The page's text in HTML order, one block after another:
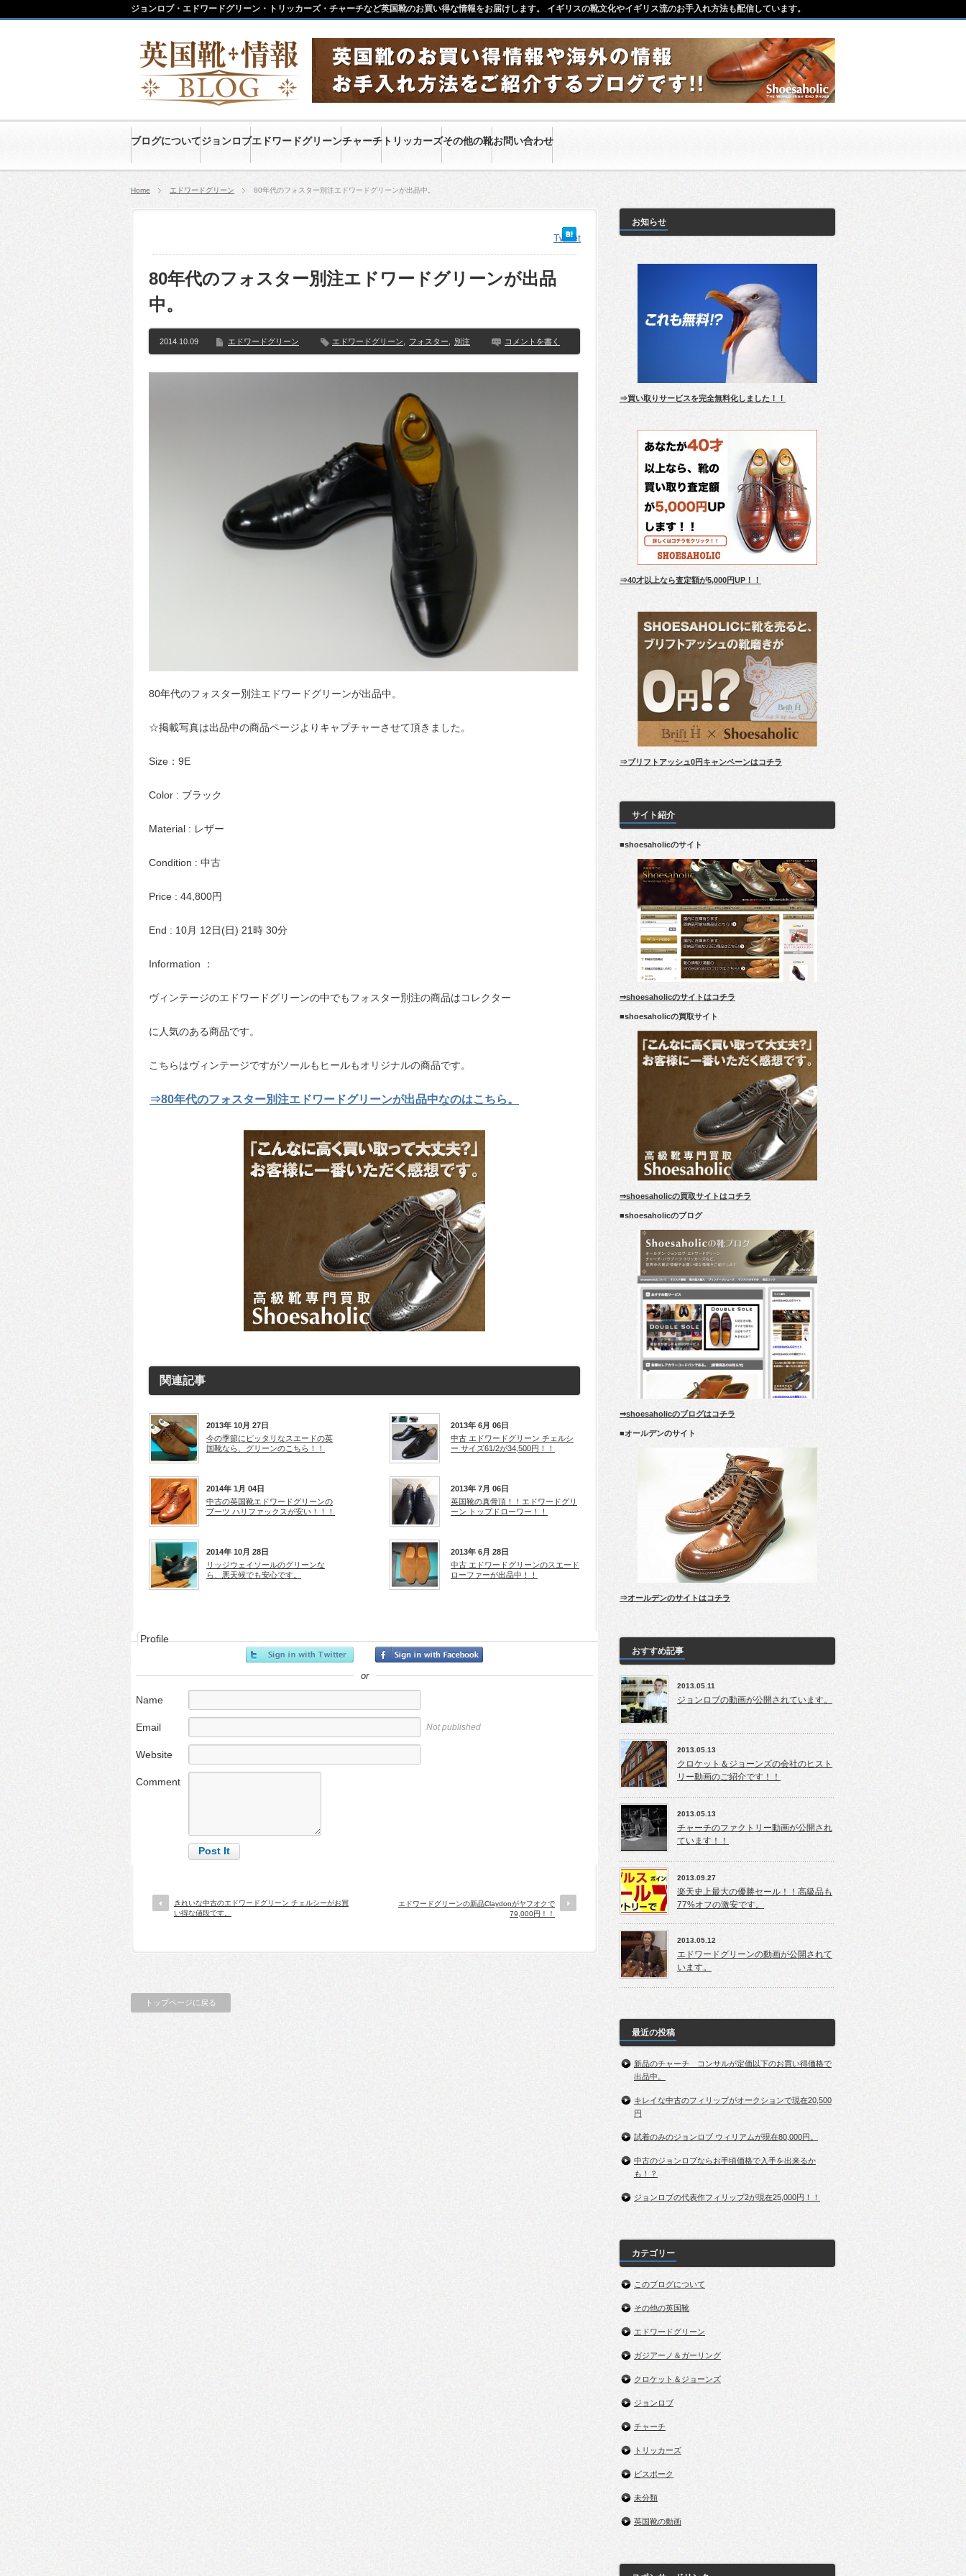
ブログについてジョンロブエドワードグリーンチャーチ トリッカーズその他の靴お問い合わせ
ジョンロブ・エドワードグリーン・トリッカーズ・チャーチなど英国靴のお買い得な情報をお届けします。 イギリスの靴文化やイギリス流のお手入れ方法も配信しています。
Home エドワードグリーン 80年代のフォスター別注エドワードグリーンが出品中。
Tweet
80年代のフォスター別注エドワードグリーンが出品
中。
2014.10.09 エドワードグリーン エドワードグリーン フォスター 別注 コメントを書く
80年代のフォスター別注エドワードグリーンが出品中。
☆掲載写真は出品中の商品ページよりキャプチャーさせて頂きました。
Size：9E
Color : ブラック
Material : レザー
Condition : 中古
Price : 44,800円
End : 10月 12日(日) 21時 30分
Information ：
ヴィンテージのエドワードグリーンの中でもフォスター別注の商品はコレクター
に人気のある商品です。
こちらはヴィンテージですがソールもヒールもオリジナルの商品です。
⇒80年代のフォスター別注エドワードグリーンが出品中なのはこちら。
関連記事
2013年 10月 27日
今の季節にピッタリなスエードの英
国靴なら、グリーンのこちら！！
2013年 6月 06日
中古 エドワードグリーン チェルシ
ー サイズ61/2が34,500円！！
2014年 1月 04日
中古の英国靴エドワードグリーンの
ブーツ ハリファックスが安い！！！
2013年 7月 06日
英国靴の真骨頂！！エドワードグリ
ーン トップドローワー！！
2014年 10月 28日
リッジウェイソールのグリーンな
ら、悪天候でも安心です。
2013年 6月 28日
中古 エドワードグリーンのスエード
ローファーが出品中！！
Profile
or
Name
Email Not published
Website
Comment
きれいな中古のエドワードグリーン チェルシーがお買
い得な値段です。
エドワードグリーンの新品Claydonがヤフオクで
79,000円！！
トップページに戻る
お知らせ
⇒買い取りサービスを完全無料化しました！！
⇒40才以上なら査定額が5,000円UP！！
⇒ブリフトアッシュ0円キャンペーンはコチラ
サイト紹介
■shoesaholicのサイト
⇒shoesaholicのサイトはコチラ
■shoesaholicの買取サイト
⇒shoesaholicの買取サイトはコチラ
■shoesaholicのブログ
⇒shoesaholicのブログはコチラ
■オールデンのサイト
⇒オールデンのサイトはコチラ
おすすめ記事
2013.05.11
ジョンロブの動画が公開されています。
2013.05.13
クロケット＆ジョーンズの会社のヒスト
リー動画のご紹介です！！
2013.05.13
チャーチのファクトリー動画が公開され
ています！！
2013.09.27
楽天史上最大の優勝セール！！高級品も
77%オフの激安です。
2013.05.12
エドワードグリーンの動画が公開されて
います。
最近の投稿
新品のチャーチ コンサルが定価以下のお買い得価格で
出品中。
キレイな中古のフィリップがオークションで現在20,500
円
試着のみのジョンロブ ウィリアムが現在80,000円。
中古のジョンロブならお手頃価格で入手を出来るか
も！？
ジョンロブの代表作フィリップ2が現在25,000円！！
カテゴリー
このブログについて
その他の英国靴
エドワードグリーン
ガジアーノ＆ガーリング
クロケット＆ジョーンズ
ジョンロブ
チャーチ
トリッカーズ
ビスポーク
未分類
英国靴の動画